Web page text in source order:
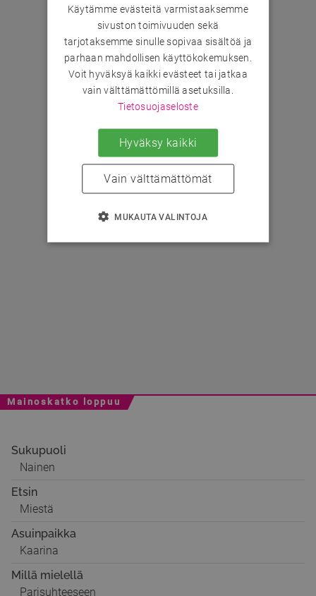
Mainoskatko loppuu
Sukupuoli
Nainen
Etsin
Miestä
Asuinpaikka
Kaarina
Millä mielellä
Parisuhteeseen
Käytämme evästeitä varmistaaksemme
sivuston toimivuuden sekä
tarjotaksemme sinulle sopivaa sisältöä ja
parhaan mahdollisen käyttökokemuksen.
Voit hyväksyä kaikki evästeet tai jatkaa
vain välttämättömillä asetuksilla.
Tietosuojaseloste
Hyväksy kaikki
Vain välttämättömät
MUKAUTA VALINTOJA